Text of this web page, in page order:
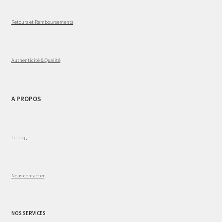
Retours et Remboursements
Authenticité & Qualité
A PROPOS
Le blog
Nous contacter
NOS SERVICES